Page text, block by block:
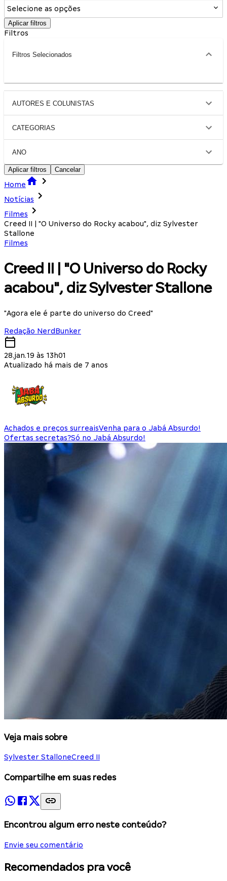
Selecione as opções
Aplicar filtros
Filtros
Filtros Selecionados
AUTORES E COLUNISTAS
CATEGORIAS
ANO
Aplicar filtros Cancelar
Home
Notícias
Filmes
Creed II | "O Universo do Rocky acabou", diz Sylvester
Stallone
Filmes
Creed II | "O Universo do Rocky
acabou", diz Sylvester Stallone
"Agora ele é parte do universo do Creed"
Redação NerdBunker
28.jan.19 às 13h01
Atualizado há mais de 7 anos
Achados e preços surreaisVenha para o Jabá Absurdo!
Ofertas secretas?Só no Jabá Absurdo!
Veja mais sobre
Sylvester StalloneCreed II
Compartilhe em suas redes
Encontrou algum erro neste conteúdo?
Envie seu comentário
Recomendados pra você